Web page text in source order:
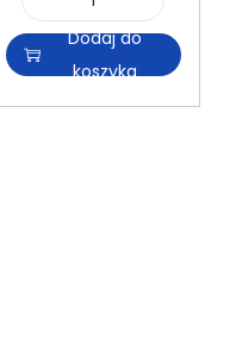
l
o
ś
Dodaj do
koszyka